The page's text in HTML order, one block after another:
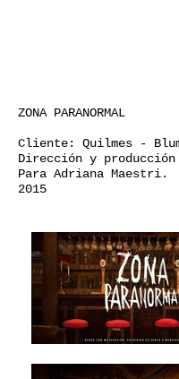
ZONA PARANORMAL
Cliente: Quilmes -
Dirección y
Para Adriana Maestri.
2015